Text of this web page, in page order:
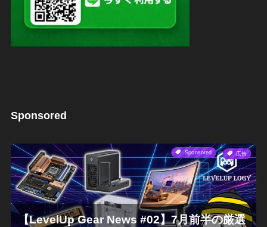
Sponsored
Sponsored 広告
【LevelUp Gear News #02】7月前半の厳選